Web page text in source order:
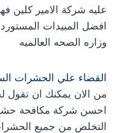
عليه شركة الامير
افضل المبيدات
وزاره الصحه العالميه
القضاء علي الحشرات
من الان يمكنك ان تقول
احسن شركة مكافحة
التخلص من جميع